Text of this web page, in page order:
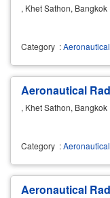
, Khet Sathon, Bangkok
Category :
Aeronautical
, Khet Sathon, Bangkok
Category :
Aeronautical